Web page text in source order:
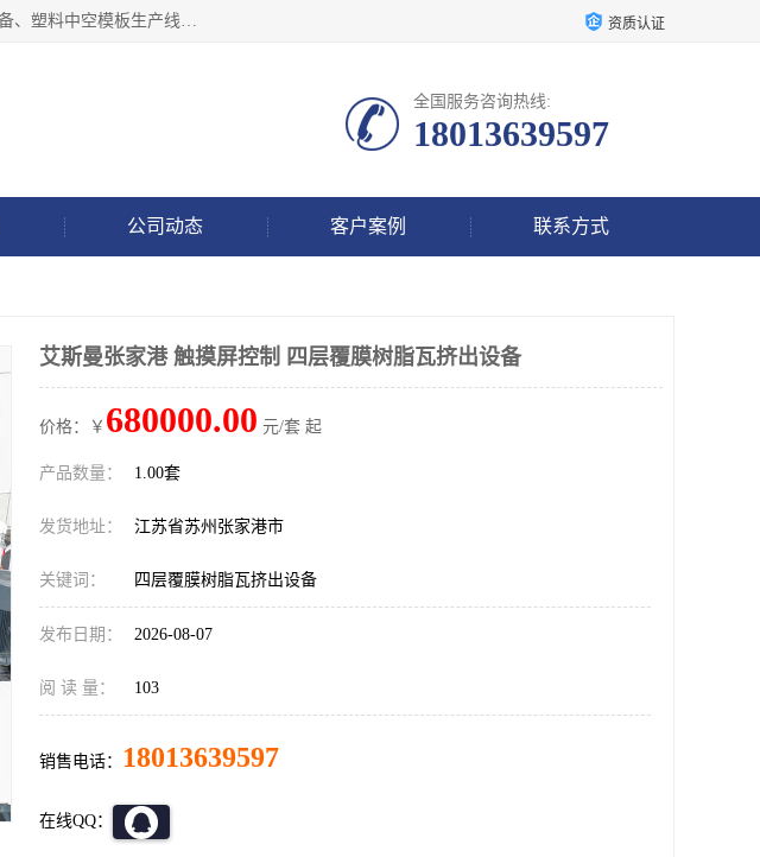
张家港市艾成机械有限公司主要经营pp中空建筑模板生产线、中空塑料模板设备、塑料中空建筑模板设备、塑料中空模板生产线、中空塑料建筑模板机器系列及相关辅机设备等。我们将不断超越自我，一如既往地为客户设计价值，竭诚为您提供更优质的技术、产品和服务！ 资质认证
全国服务咨询热线:
18013639597
公司动态 客户案例 联系方式
艾斯曼张家港 触摸屏控制 四层覆膜树脂瓦挤出设备
价格：￥ 680000.00 元/套 起
产品数量： 1.00套
发货地址： 江苏省苏州张家港市
关键词： 四层覆膜树脂瓦挤出设备
发布日期： 2026-08-07
阅 读 量： 103
销售电话： 18013639597
在线QQ：